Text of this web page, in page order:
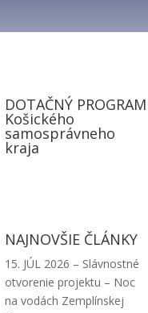
DOTAČNÝ PROGRAM
Košického
samosprávneho
kraja
NAJNOVŠIE ČLÁNKY
15. JÚL 2026 – Slávnostné
otvorenie projektu – Noc
na vodách Zemplínskej